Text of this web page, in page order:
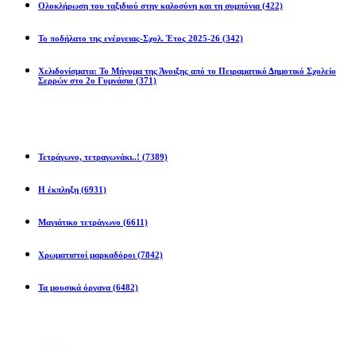
Ολοκλήρωση του ταξιδιού στην καλοσύνη και τη συμπόνια (422)
Το ποδήλατο της ενέργειας-Σχολ. Έτος 2025-26 (342)
Χελιδονίσματα: Το Μήνυμα της Άνοιξης από το Πειραματικό Δημοτικό Σχολείο
Σερρών στο 2ο Γυμνάσιο (371)
Τετράγωνο, τετραγωνάκι..! (7389)
Η έκπληξη (6931)
Μαγιάτικο τετράγωνο (6611)
Χρωματιστοί μαρκαδόροι (7842)
Τα μουσικά όργανα (6482)